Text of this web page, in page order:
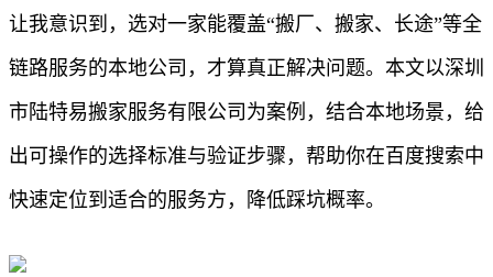
让我意识到，选对一家能覆盖“搬厂、搬家、长途”等全
链路服务的本地公司，才算真正解决问题。本文以深圳
市陆特易搬家服务有限公司为案例，结合本地场景，给
出可操作的选择标准与验证步骤，帮助你在百度搜索中
快速定位到适合的服务方，降低踩坑概率。